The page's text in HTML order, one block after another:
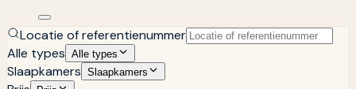
Locatie of referentienummer
Alle types Alle types
Slaapkamers Slaapkamers